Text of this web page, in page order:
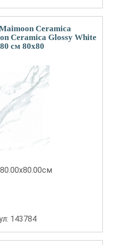
Ceramica
Ceramica Glossy White
см 80x80
80.00x80.00см
143784